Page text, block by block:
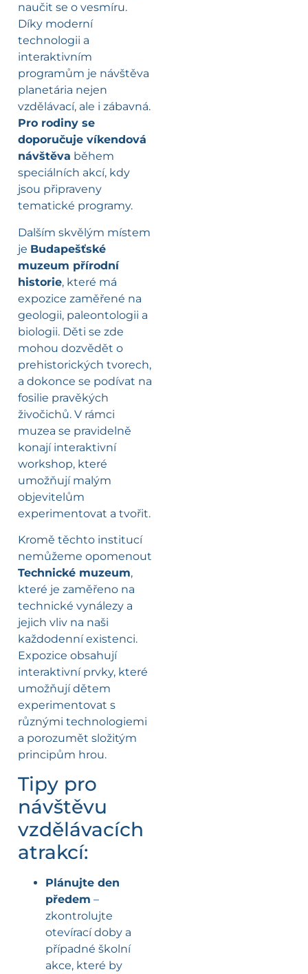
naučit se o vesmíru.
Díky moderní
technologii a
interaktivním
programům je návštěva
planetária nejen
vzdělávací, ale i zábavná.
Pro rodiny se
doporučuje víkendová
návštěva během
speciálních akcí, kdy
jsou připraveny
tematické programy.
Dalším skvělým místem
je Budapešťské
muzeum přírodní
historie, které má
expozice zaměřené na
geologii, paleontologii a
biologii. Děti se zde
mohou dozvědět o
prehistorických tvorech,
a dokonce se podívat na
fosilie pravěkých
živočichů. V rámci
muzea se pravidelně
konají interaktivní
workshop, které
umožňují malým
objevitelům
experimentovat a tvořit.
Kromě těchto institucí
nemůžeme opomenout
Technické muzeum,
které je zaměřeno na
technické vynálezy a
jejich vliv na naši
každodenní existenci.
Expozice obsahují
interaktivní prvky, které
umožňují dětem
experimentovat s
různými technologiemi
a porozumět složitým
principům hrou.
Tipy pro
návštěvu
vzdělávacích
atrakcí:
Plánujte den
předem –
zkontrolujte
otevírací doby a
případné školní
akce, které by